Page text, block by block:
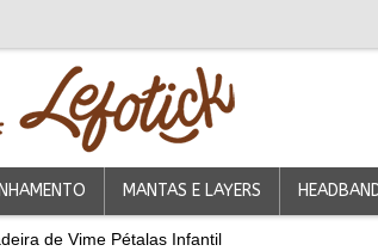
MANTAS E LAYERS
de Vime Pétalas Infantil